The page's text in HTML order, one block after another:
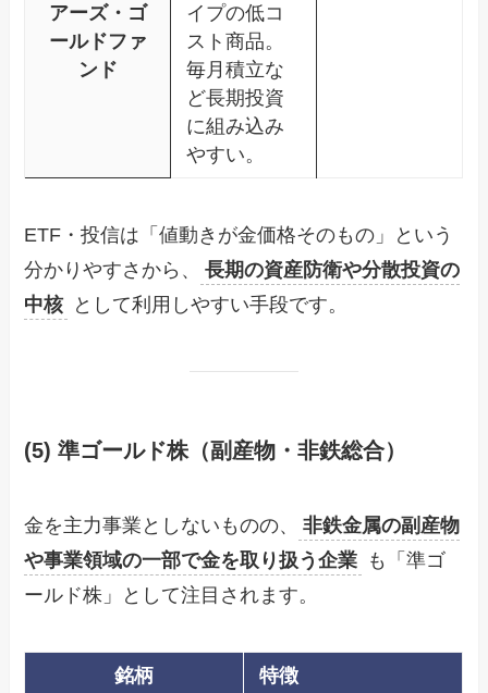
アーズ・ゴ
ールドファ
ンド
イプの低コ
スト商品。
毎月積立な
ど長期投資
に組み込み
やすい。
ETF・投信は「値動きが金価格そのもの」という
分かりやすさから、
長期の資産防衛や分散投資の
中核 として利用しやすい手段です。
(5) 準ゴールド株（副産物・非鉄総合）
金を主力事業としないものの、
非鉄金属の副産物
や事業領域の一部で金を取り扱う企業 も「準ゴ
ールド株」として注目されます。
銘柄 特徴